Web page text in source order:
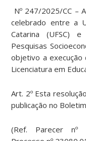
Nº 247/2025/CC –
celebrado entre a
Catarina (UFSC)
Pesquisas
objetivo a execução
Licenciatura em
Art. 2º Esta
publicação no
(Ref. Parecer nº